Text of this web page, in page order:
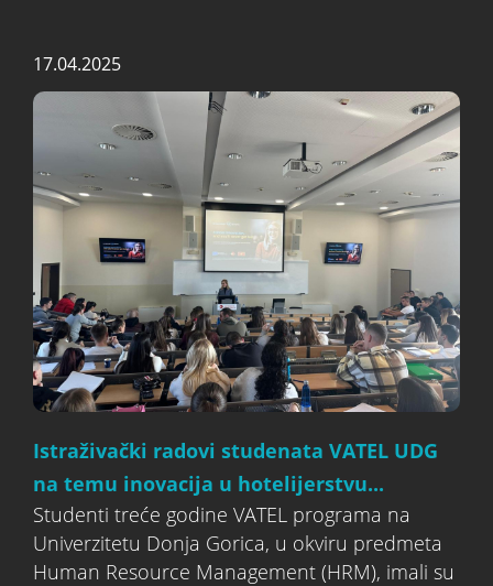
17.04.2025
Istraživački radovi studenata VATEL UDG
na temu inovacija u hotelijerstvu...
Studenti treće godine VATEL programa na
Univerzitetu Donja Gorica, u okviru predmeta
Human Resource Management (HRM), imali su